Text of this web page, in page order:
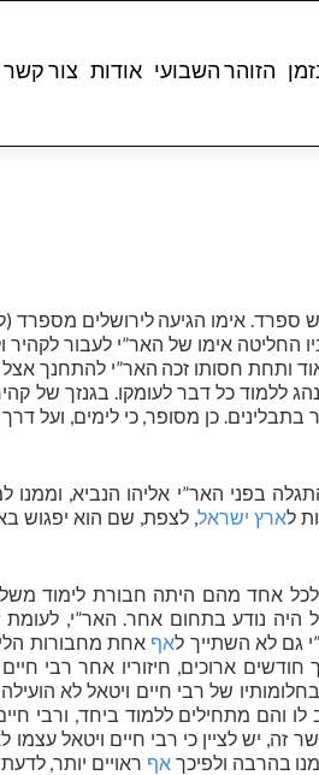
הזוהר השבועי אודות צור קשר
בשנת 1534 בירושלים, כ- 40 שנה לאחר גירוש ספרד. אימו הגיעה
החליטה אימו של האר”י לעבור לקהיר
חסותו זכה האר”י להתחנך אצל
ללמוד כל דבר לעומקו. בגנזך של
כן מסופר, כי לימים, ועל
בספרות הקבלה, למדנותו הגדולה הובילה לכך שבשנת 1570 התגלה בפני האר”י
לארץ ישראל, לצפת, שם הוא יפגוש
אחד מהם היתה חבורת לימוד
נודע בתחום אחר. האר”י, לעומת
גם לא השתייך לאף אחת מחבורות
ארוכים, חיזוריו אחר רבי חיים
של רבי חיים ויטאל לא הועילה
והם מתחילים ללמוד ביחד, ורבי
יש לציין כי רבי חיים ויטאל עצמו
בהרבה ולפיכךאף ראויים יותר,